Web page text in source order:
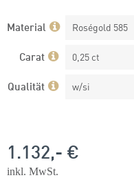
Material Roségold 585
Carat 0,25 ct
Qualität w/si
1.132,- €
inkl. MwSt.